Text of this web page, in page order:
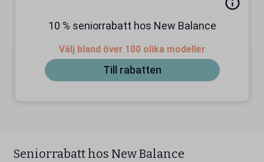
10 % seniorrabatt hos New Balance
Välj bland över 100 olika modeller
Till rabatten
Seniorrabatt hos New Balance